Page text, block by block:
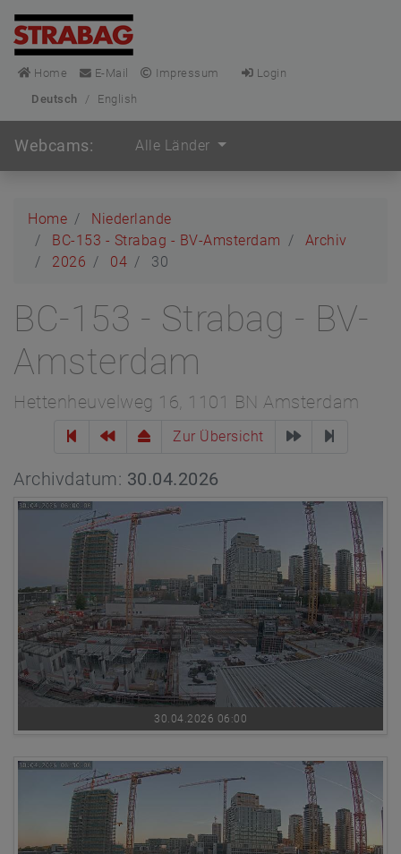
Home E-Mail Impressum
Login
Deutsch
/ English
Webcams: Alle Länder
Home
Niederlande
BC-153 - Strabag - BV-Amsterdam
Archiv
2026
04 30
BC-153 - Strabag - BV-
Amsterdam
Hettenheuvelweg 16, 1101 BN Amsterdam
Zur Übersicht
Archivdatum: 30.04.2026
30.04.2026 06:00